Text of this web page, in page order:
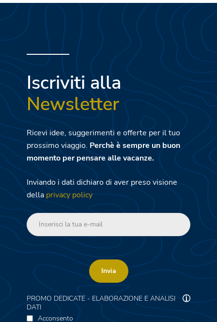
Iscriviti alla
Newsletter
Ricevi idee, suggerimenti e offerte per il tuo
prossimo viaggio. Perchè è sempre un buon
momento per pensare alle vacanze.
Inviando i dati dichiaro di aver preso visione
della privacy policy
Invia
PROMO DEDICATE - ELABORAZIONE E ANALISI
DATI
Acconsento